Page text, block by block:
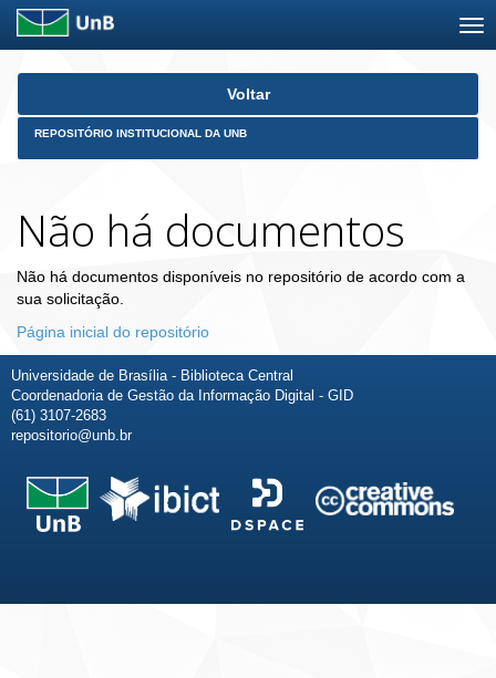
Skip
Voltar
REPOSITÓRIO INSTITUCIONAL DA UNB
Não há documentos
Não há documentos disponíveis no repositório de acordo com a
sua solicitação.
Página inicial do repositório
Universidade de Brasília - Biblioteca Central
Coordenadoria de Gestão da Informação Digital - GID
(61) 3107-2683
repositorio@unb.br